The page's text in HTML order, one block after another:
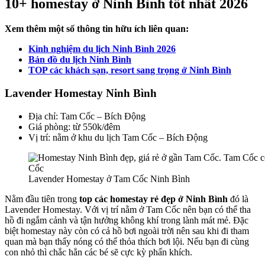
10+ homestay ở Ninh Bình tốt nhất 2026
Xem thêm một số thông tin hữu ích liên quan:
Kinh nghiệm du lịch Ninh Bình 2026
Bản đồ du lịch Ninh Bình
TOP các khách sạn, resort sang trọng ở Ninh Bình
Lavender Homestay Ninh Bình
Địa chỉ: Tam Cốc – Bích Động
Giá phòng: từ 550k/đêm
Vị trí: nằm ở khu du lịch Tam Cốc – Bích Động
Lavender Homestay ở Tam Cốc Ninh Bình
Nằm đầu tiên trong top các homestay rẻ đẹp ở Ninh Bình đó là
Lavender Homestay. Với vị trí nằm ở Tam Cốc nên bạn có thể tha
hồ đi ngắm cảnh và tận hưởng không khí trong lành mát mẻ. Đặc
biệt homestay này còn có cả hồ bơi ngoài trời nên sau khi đi tham
quan mà bạn thấy nóng có thể thỏa thích bơi lội. Nếu bạn đi cùng
con nhỏ thì chắc hẳn các bé sẽ cực kỳ phấn khích.